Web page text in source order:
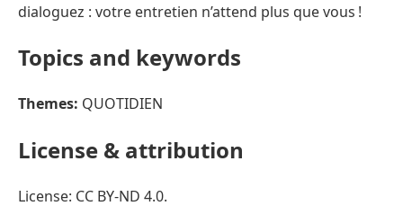
dialoguez : votre entretien n’attend plus que vous !
Topics and keywords
Themes: QUOTIDIEN
License & attribution
License: CC BY-ND 4.0.